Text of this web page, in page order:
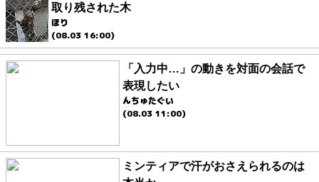
取り残された木
ほり
(08.03 16:00)
「入力中…」の動きを対面の会話で
表現したい
んちゅたぐい
(08.03 11:00)
ミンティアで汗がおさえられるのは